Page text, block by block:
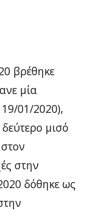
βρέθηκε
μία
01/2020),
μισό
στην
δόθηκε ως